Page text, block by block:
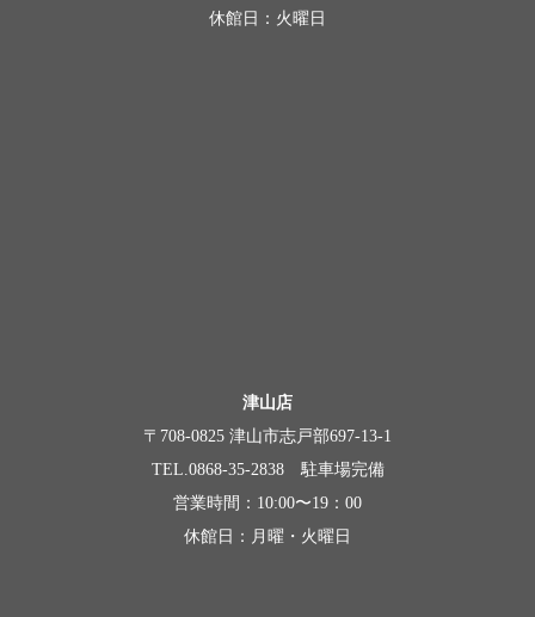
休館日：火曜日
津山店
〒708-0825 津山市志戸部697-13-1
TEL.0868-35-2838 駐車場完備
営業時間：10:00〜19：00
休館日：月曜・火曜日